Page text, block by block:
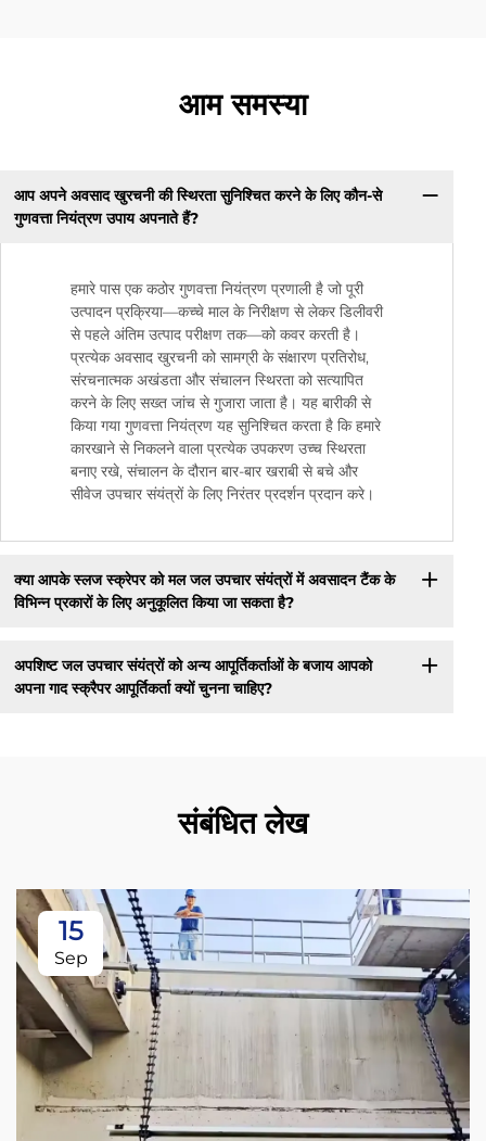
आम समस्या
आप अपने अवसाद खुरचनी की स्थिरता सुनिश्चित करने के लिए कौन-से
गुणवत्ता नियंत्रण उपाय अपनाते हैं?
हमारे पास एक कठोर गुणवत्ता नियंत्रण प्रणाली है जो पूरी
उत्पादन प्रक्रिया—कच्चे माल के निरीक्षण से लेकर डिलीवरी
से पहले अंतिम उत्पाद परीक्षण तक—को कवर करती है।
प्रत्येक अवसाद खुरचनी को सामग्री के संक्षारण प्रतिरोध,
संरचनात्मक अखंडता और संचालन स्थिरता को सत्यापित
करने के लिए सख्त जांच से गुजारा जाता है। यह बारीकी से
किया गया गुणवत्ता नियंत्रण यह सुनिश्चित करता है कि हमारे
कारखाने से निकलने वाला प्रत्येक उपकरण उच्च स्थिरता
बनाए रखे, संचालन के दौरान बार-बार खराबी से बचे और
सीवेज उपचार संयंत्रों के लिए निरंतर प्रदर्शन प्रदान करे।
क्या आपके स्लज स्क्रेपर को मल जल उपचार संयंत्रों में अवसादन टैंक के
विभिन्न प्रकारों के लिए अनुकूलित किया जा सकता है?
अपशिष्ट जल उपचार संयंत्रों को अन्य आपूर्तिकर्ताओं के बजाय आपको
अपना गाद स्क्रैपर आपूर्तिकर्ता क्यों चुनना चाहिए?
संबंधित लेख
15
Sep